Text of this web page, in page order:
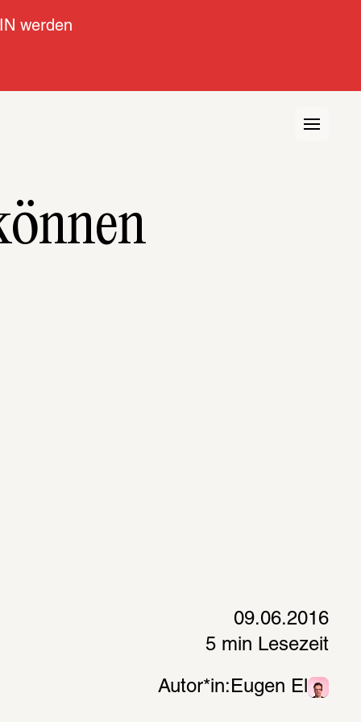
werden
09.06.2016
5 min Lesezeit
Autor*in: Eugen El